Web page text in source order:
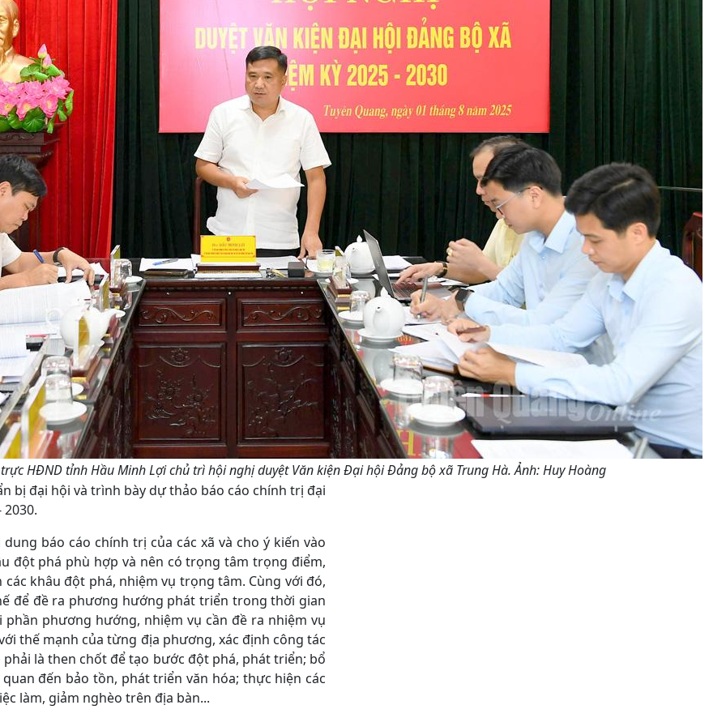
HĐND tỉnh Hầu Minh Lợi chủ trì hội nghị duyệt Văn kiện Đại hội Đảng bộ xã Trung Hà. Ảnh: Huy Hoàng
bị đại hội và trình bày dự thảo báo cáo chính trị đại
báo cáo chính trị của các xã và cho ý kiến vào
đột phá phù hợp và nên có trọng tâm trọng điểm,
khâu đột phá, nhiệm vụ trọng tâm. Cùng với đó,
để đề ra phương hướng phát triển trong thời gian
phương hướng, nhiệm vụ cần đề ra nhiệm vụ
thế mạnh của từng địa phương, xác định công tác
là then chốt để tạo bước đột phá, phát triển; bổ
đến bảo tồn, phát triển văn hóa; thực hiện các
làm, giảm nghèo trên địa bàn...